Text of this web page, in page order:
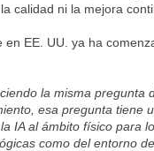
calidad ni la mejora
EE. UU. ya ha
la misma pregunta
esa pregunta tiene
la IA al ámbito físico para
como del entorno